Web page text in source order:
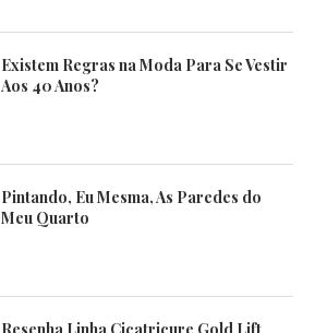
Existem Regras na Moda Para Se Vestir
Aos 40 Anos?
Pintando, Eu Mesma, As Paredes do
Meu Quarto
Resenha Linha Cicatricure Gold Lift